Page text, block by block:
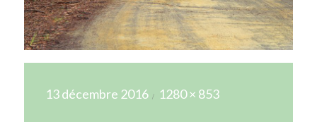
13 décembre 2016
réelle
1280 × 853